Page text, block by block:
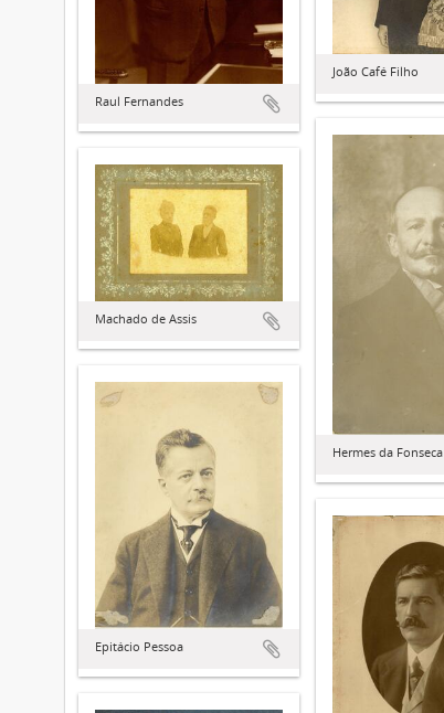
João Café Filho
Raul Fernandes
Hermes da Fonseca
Machado de Assis
Epitácio Pessoa